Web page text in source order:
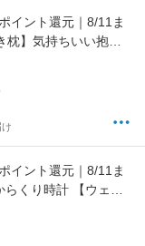
イント還元｜8/11ま
】気持ちいい抱き
イント還元｜8/11ま
くり時計 【ウェー
ル模様 RE579B [電